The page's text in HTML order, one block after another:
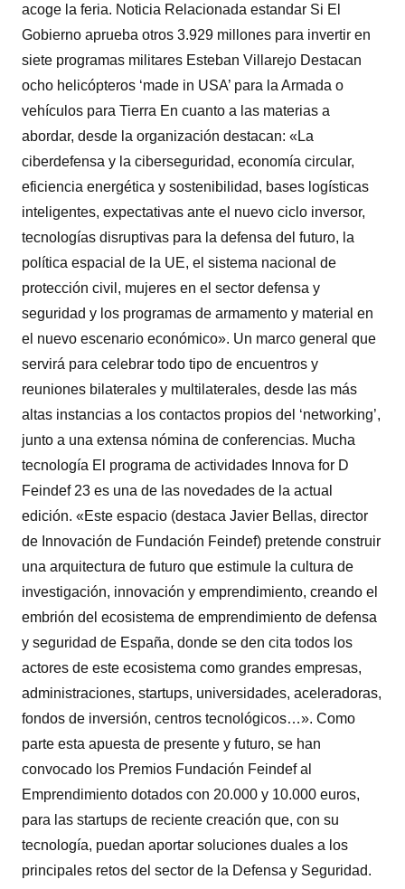
acoge la feria. Noticia Relacionada estandar Si El
Gobierno aprueba otros 3.929 millones para invertir en
siete programas militares Esteban Villarejo Destacan
ocho helicópteros ‘made in USA’ para la Armada o
vehículos para Tierra En cuanto a las materias a
abordar, desde la organización destacan: «La
ciberdefensa y la ciberseguridad, economía circular,
eficiencia energética y sostenibilidad, bases logísticas
inteligentes, expectativas ante el nuevo ciclo inversor,
tecnologías disruptivas para la defensa del futuro, la
política espacial de la UE, el sistema nacional de
protección civil, mujeres en el sector defensa y
seguridad y los programas de armamento y material en
el nuevo escenario económico». Un marco general que
servirá para celebrar todo tipo de encuentros y
reuniones bilaterales y multilaterales, desde las más
altas instancias a los contactos propios del ‘networking’,
junto a una extensa nómina de conferencias. Mucha
tecnología El programa de actividades Innova for D
Feindef 23 es una de las novedades de la actual
edición. «Este espacio (destaca Javier Bellas, director
de Innovación de Fundación Feindef) pretende construir
una arquitectura de futuro que estimule la cultura de
investigación, innovación y emprendimiento, creando el
embrión del ecosistema de emprendimiento de defensa
y seguridad de España, donde se den cita todos los
actores de este ecosistema como grandes empresas,
administraciones, startups, universidades, aceleradoras,
fondos de inversión, centros tecnológicos…». Como
parte esta apuesta de presente y futuro, se han
convocado los Premios Fundación Feindef al
Emprendimiento dotados con 20.000 y 10.000 euros,
para las startups de reciente creación que, con su
tecnología, puedan aportar soluciones duales a los
principales retos del sector de la Defensa y Seguridad.